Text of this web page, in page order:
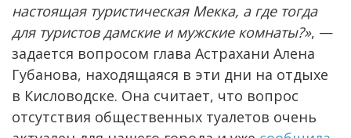
настоящая туристическая Мекка, а где тогда
для туристов дамские и мужские комнаты?», —
задается вопросом глава Астрахани Алена
Губанова, находящаяся в эти дни на отдыхе
в Кисловодске. Она считает, что вопрос
отсутствия общественных туалетов очень